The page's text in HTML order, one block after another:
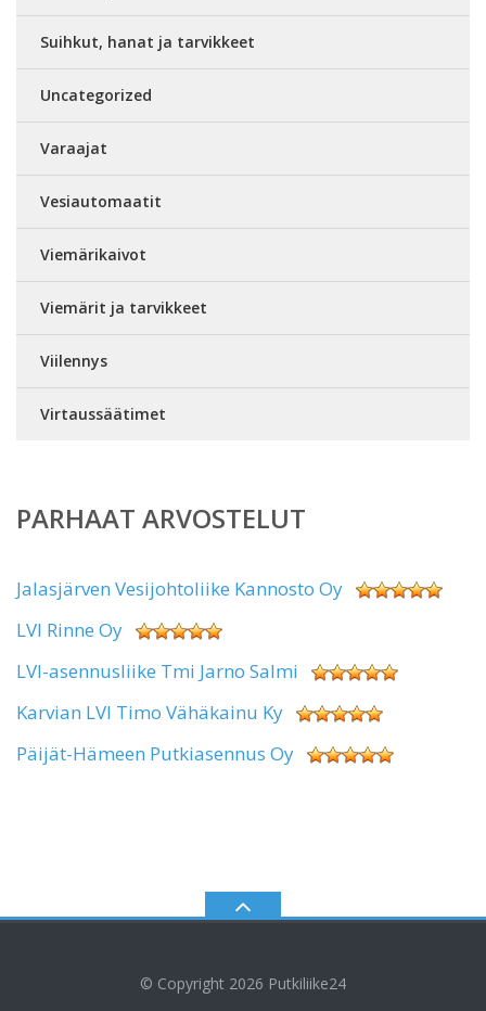
Suihkut, hanat ja tarvikkeet
Uncategorized
Varaajat
Vesiautomaatit
Viemärikaivot
Viemärit ja tarvikkeet
Viilennys
Virtaussäätimet
PARHAAT ARVOSTELUT
Jalasjärven Vesijohtoliike Kannosto Oy
LVI Rinne Oy
LVI-asennusliike Tmi Jarno Salmi
Karvian LVI Timo Vähäkainu Ky
Päijät-Hämeen Putkiasennus Oy
© Copyright 2026 Putkiliike24